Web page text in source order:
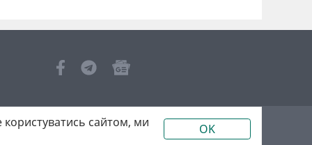
сайтом, ми OK